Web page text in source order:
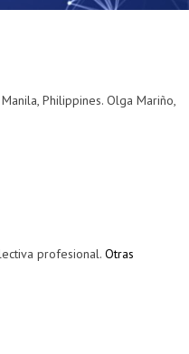
Philippines. Olga Mariño,
profesional. Otras